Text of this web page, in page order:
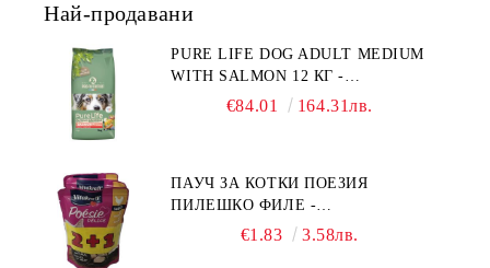
Най-продавани
PURE LIFE DOG ADULT MEDIUM
WITH SALMON 12 КГ -
ПЪЛНОЦЕННА ХРАНА ЗА
БЕЗ ЗЪРНО, БЕЗ ГЛУТЕН.
ПРОИЗВЕДЕНА ВЪВ ФРАНЦИЯ.
€84.01 164.31лв.
ПАУЧ ЗА КОТКИ ПОЕЗИЯ
ПИЛЕШКО ФИЛЕ -
ПРОМОКОМПЛЕКТ 3 БР.
€1.83 3.58лв.